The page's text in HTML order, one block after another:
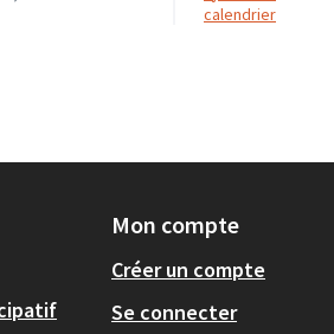
calendrier
Mon compte
Créer un compte
Se connecter